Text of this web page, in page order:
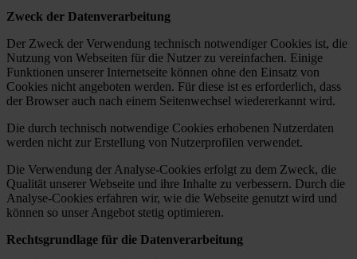
Zweck der Datenverarbeitung
Der Zweck der Verwendung technisch notwendiger Cookies ist, die
Nutzung von Webseiten für die Nutzer zu vereinfachen. Einige
Funktionen unserer Internetseite können ohne den Einsatz von
Cookies nicht angeboten werden. Für diese ist es erforderlich, dass
der Browser auch nach einem Seitenwechsel wiedererkannt wird.
Die durch technisch notwendige Cookies erhobenen Nutzerdaten
werden nicht zur Erstellung von Nutzerprofilen verwendet.
Die Verwendung der Analyse-Cookies erfolgt zu dem Zweck, die
Qualität unserer Webseite und ihre Inhalte zu verbessern. Durch die
Analyse-Cookies erfahren wir, wie die Webseite genutzt wird und
können so unser Angebot stetig optimieren.
Rechtsgrundlage für die Datenverarbeitung